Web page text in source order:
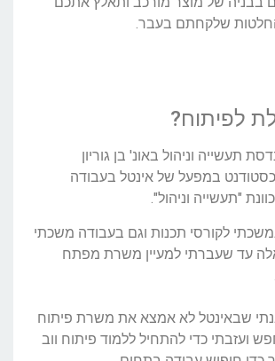
שלקחתם בעבר.
לפיתוח?
תעשייה וניהול באונ' בן גוריון
במפעל של אינטל בעבודה
"תעשייה וניהול".
לקורסי תכנות וגם בעבודה משכתי
עד שעברתי למעיין משרת מפתח
שבאינטל לא אמצא את משרת פיתוח
ועזבתי כדי להתחיל ללמוד פיתוח ווב